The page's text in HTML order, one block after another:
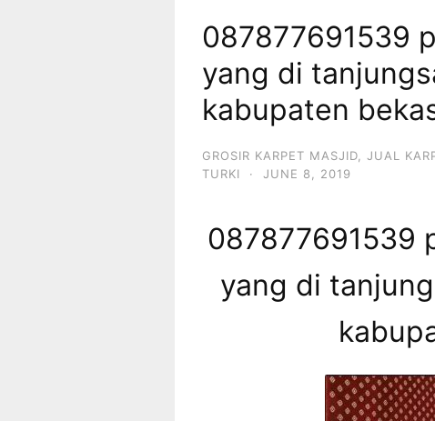
087877691539
yang di
kabupaten
GROSIR KARPET MASJID JUAL
TURKI
· JUNE 8, 2019
087877691539
yang di